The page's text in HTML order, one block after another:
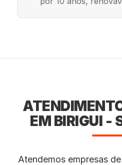
EM BIRIGUI -
Atendemos empresas